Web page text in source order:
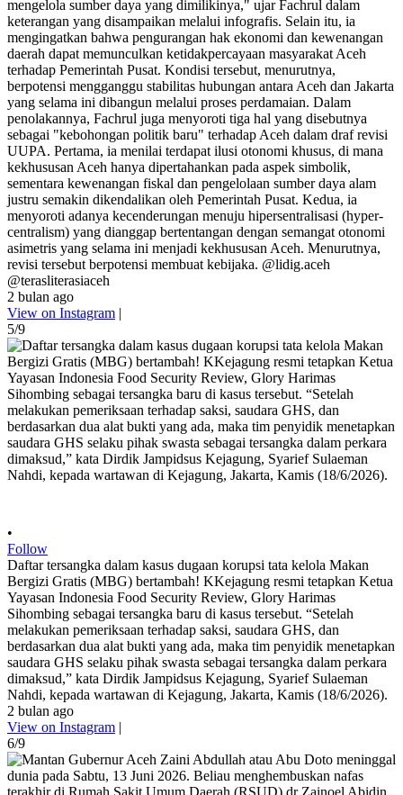
mengelola sumber daya yang dimilikinya," ujar Fachrul dalam
keterangan yang disampaikan melalui infografis. Selain itu, ia
mengingatkan bahwa pengurangan hak ekonomi dan kewenangan
daerah dapat memunculkan ketidakpercayaan masyarakat Aceh
terhadap Pemerintah Pusat. Kondisi tersebut, menurutnya,
berpotensi mengganggu stabilitas hubungan antara Aceh dan Jakarta
yang selama ini dibangun melalui proses perdamaian. Dalam
penolakannya, Fachrul juga menyoroti tiga hal yang disebutnya
sebagai "kebohongan politik baru" terhadap Aceh dalam draf revisi
UUPA. Pertama, ia menilai terdapat ilusi otonomi khusus, di mana
kekhususan Aceh hanya dipertahankan pada aspek simbolik,
sementara kewenangan fiskal dan pengelolaan sumber daya alam
justru semakin dikendalikan oleh Pemerintah Pusat. Kedua, ia
menyoroti adanya kecenderungan menuju hipersentralisasi (hyper-
centralism) yang dianggap bertentangan dengan semangat otonomi
asimetris yang selama ini menjadi kekhususan Aceh. Menurutnya,
revisi tersebut berpotensi membuat kebijaka. @lidig.aceh
@terasliterasiaceh
2 bulan ago
View on Instagram |
5/9
•
Follow
Daftar tersangka dalam kasus dugaan korupsi tata kelola Makan
Bergizi Gratis (MBG) bertambah! KKejagung resmi tetapkan Ketua
Yayasan Indonesia Food Security Review, Glory Harimas
Sihombing sebagai tersangka baru di kasus tersebut. “Setelah
melakukan pemeriksaan terhadap saksi, saudara GHS, dan
berdasarkan dua alat bukti yang ada, maka tim penyidik menetapkan
saudara GHS selaku pihak swasta sebagai tersangka dalam perkara
dimaksud,” kata Dirdik Jampidsus Kejagung, Syarief Sulaeman
Nahdi, kepada wartawan di Kejagung, Jakarta, Kamis (18/6/2026).
2 bulan ago
View on Instagram |
6/9